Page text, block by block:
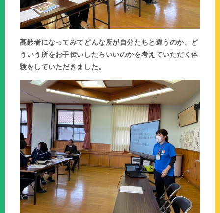
高齢者になってみてどんな所が自分たちと違うのか、ど
ういう所をお手伝いしたらいいのかを考えていただく体
験をしていただきました。